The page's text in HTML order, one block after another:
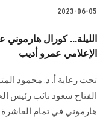
2023-06-05
الليلة... كورال
الإعلامي عمرو أديب
تحت رعاية أ. د. محمود
الفتاح سعود نائب رئيس
هارموني في تمام العاشرة